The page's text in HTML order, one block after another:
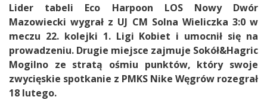
Lider tabeli Eco Harpoon LOS Nowy Dwór
Mazowiecki wygrał z UJ CM Solna Wieliczka 3:0 w
meczu 22. kolejki 1. Ligi Kobiet i umocnił się na
prowadzeniu. Drugie miejsce zajmuje Sokół&Hagric
Mogilno ze stratą ośmiu punktów, który swoje
zwycięskie spotkanie z PMKS Nike Węgrów rozegrał
18 lutego.